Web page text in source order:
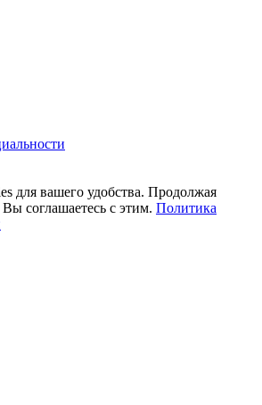
для вашего удобства. Продолжая
соглашаетесь с этим. Политика